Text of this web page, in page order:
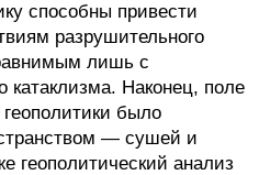
способны привести
разрушительного
лишь с
катаклизма. Наконец, поле
было
— сушей и
геополитический анализ